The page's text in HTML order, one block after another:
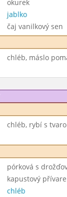
okurek
jablko
čaj vanilkový sen
chléb, máslo
chléb, rybí s
pórková s
kapustový
chléb